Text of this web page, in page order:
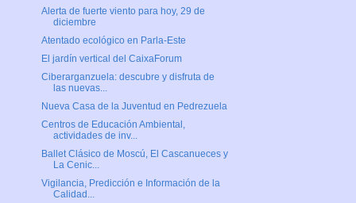
Alerta de fuerte viento para hoy, 29 de
diciembre
Atentado ecológico en Parla-Este
El jardín vertical del CaixaForum
Ciberarganzuela: descubre y disfruta de
las nuevas...
Nueva Casa de la Juventud en Pedrezuela
Centros de Educación Ambiental,
actividades de inv...
Ballet Clásico de Moscú, El Cascanueces y
La Cenic...
Vigilancia, Predicción e Información de la
Calidad...